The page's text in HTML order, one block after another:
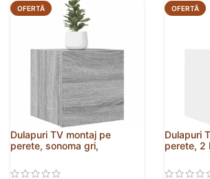
OFERTĂ
Dulapuri TV montaj pe
perete, sonoma gri,
OFERTĂ
Dulapuri
perete, 2